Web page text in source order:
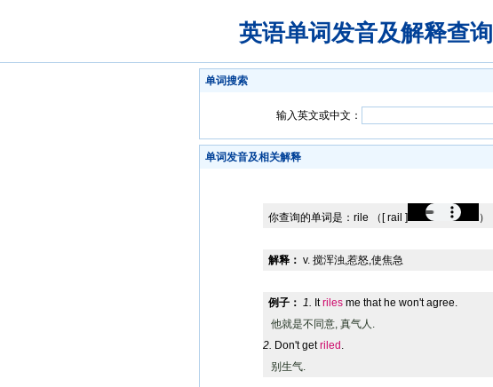
英语单词发音及解释查询
单词搜索
输入英文或中文：
单词发音及相关解释
你查询的单词是： rile （[ rail ] ）
解释： v. 搅浑浊,惹怒,使焦急
例子： 1. Itriles me that he won't agree.
他就是不同意, 真气人.
2. Don't getriled .
别生气.